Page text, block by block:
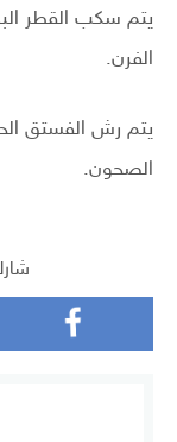
يتم سكب القطر
الفرن.
يتم رش الفستق
الصحون.